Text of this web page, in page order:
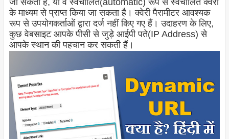
जा सकता है, या वे स्वचालित(automatic) रूप से स्वचालित क्वेरी
के माध्यम से प्राप्त किया जा सकता है। क्वेरी पैरामीटर आवश्यक
रूप से उपयोगकर्ताओं द्वारा दर्ज नहीं किए गए हैं। उदाहरण के लिए,
कुछ वेबसाइट आपके पीसी से जुड़े आईपी पते(IP Address) से
आपके स्थान की पहचान कर सकती हैं।